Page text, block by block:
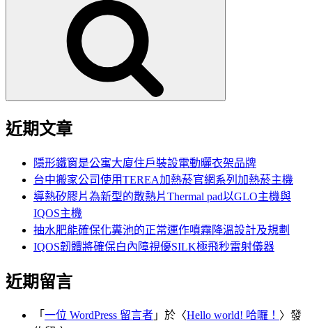
近期文章
隱形鐵窗是公寓大廈住戶裝設電動曬衣架品牌
台中搬家公司使用TEREA加熱菸官網系列加熱菸主機
導熱矽膠片為新型的散熱片Thermal pad以GLO主機與
IQOS主機
抽水肥能確保化糞池的正常運作噴霧降溫設計及規劃
IQOS韌體將確保白內障視優SILK極飛秒雷射儀器
近期留言
「 一位 WordPress 留言者 」於〈Hello world! 哈囉！ 〉發